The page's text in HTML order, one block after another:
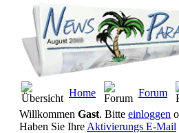
Home Forum
Willkommen Gast. Bitte einloggen
Haben Sie Ihre Aktivierungs E-Mail